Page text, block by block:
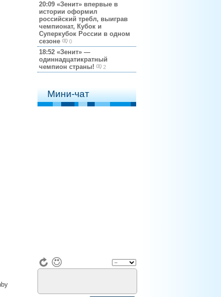
20:09 «Зенит» впервые в
истории оформил
российский требл, выиграв
чемпионат, Кубок и
Суперкубок России в одном
сезоне
0
18:52 «Зенит» —
одиннадцатикратный
чемпион страны!
2
Мини-чат